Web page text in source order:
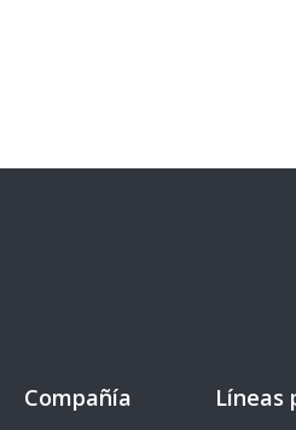
Compañía Líneas